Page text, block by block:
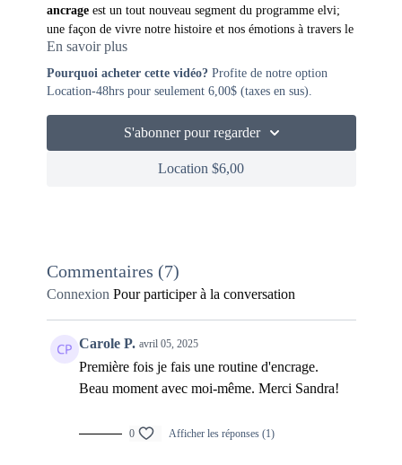
ancrageest un tout nouveau segment du programme elvi;
une façon de vivre notre histoire et nos émotions à travers le
mouvement et la musique. Les séances ancrage combinent
des mouvements de renforcement musculaire, de yoga et de
relâchement avec des moments de pleine
ancrage
se défini par l’intensité de qui nous sommes et le
pouvoir de l'enracinement.
Believer (feat. Colton Dixon) - Tommee Profitt
Can't help falling in love (feat. Brooke) - Tommee Profitt
Let me love you (feat. Justin Bieber) (R3hab Remix) - DJ
Snake
Still falling for you - Ellie Goulding
Voices - Jana Kramer
En savoir plus
Pourquoi acheter cette vidéo? Profite de notre option
Location-48hrs pour seulement 6,00$ (taxes en sus).
S'abonner pour regarder
Location $6,00
Commentaires (7)
Connexion Pour participer à la conversation
Carole P. avril 05, 2025
Première fois je fais une routine d'encrage.
Beau moment avec moi-même. Merci Sandra!
0 Afficher les réponses (1)